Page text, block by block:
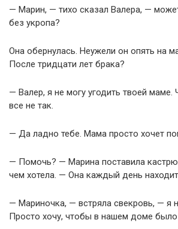
— Марин, — тихо сказал Валера, —
без укропа?
Она обернулась. Неужели он опять на
После тридцати лет брака?
— Валер, я не могу угодить твоей
все не так.
— Да ладно тебе. Мама просто хочет
— Помочь? — Марина поставила
чем хотела. — Она каждый день
— Мариночка, — встряла свекровь, — я
Просто хочу, чтобы в нашем доме